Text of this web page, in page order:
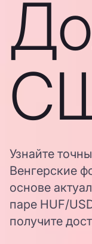
Узнайте
Венгерские
основе
паре HUF/
получите